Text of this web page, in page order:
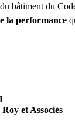
bâtiment du
la performance
et Associés